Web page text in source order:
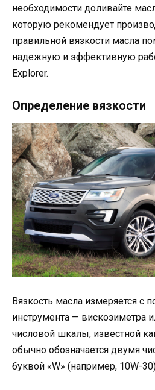
необходимости доливайте
которую рекомендует
правильной вязкости масла
надежную и эффективную
Explorer.
Определение вязкости
Вязкость масла измеряется с
инструмента — вискозиметра
числовой шкалы, известной
обычно обозначается двумя
буквой «W» (например, 10W-